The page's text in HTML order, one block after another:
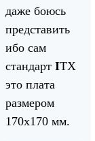
даже боюсь
представить
ибо сам
стандарт ITX
это плата
размером
170х170 мм.